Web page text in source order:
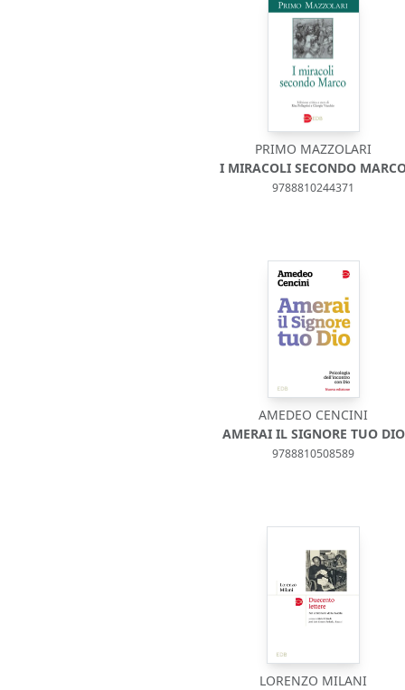
PRIMO MAZZOLARI
I MIRACOLI SECONDO
9788810244371
AMEDEO CENCINI
AMERAI IL SIGNORE TUO DIO
9788810508589
LORENZO MILANI